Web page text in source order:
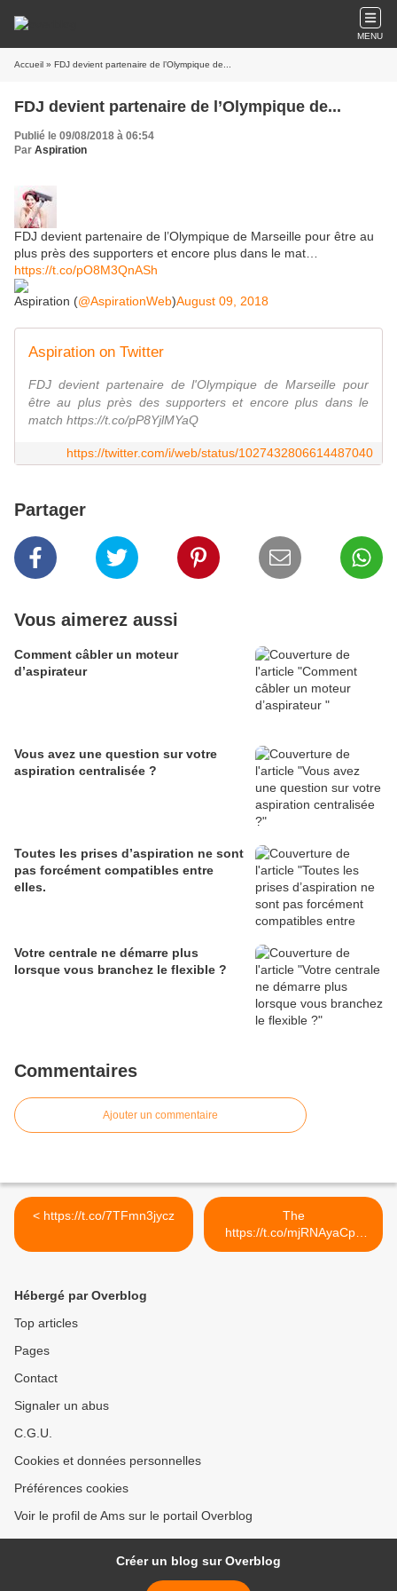
MENU
Accueil » FDJ devient partenaire de l’Olympique de...
FDJ devient partenaire de l’Olympique de...
Publié le 09/08/2018 à 06:54
Par Aspiration
FDJ devient partenaire de l’Olympique de Marseille pour être au
plus près des supporters et encore plus dans le mat…
https://t.co/pO8M3QnASh
Aspiration (@AspirationWeb)August 09, 2018
Aspiration on Twitter
FDJ devient partenaire de l'Olympique de Marseille pour
être au plus près des supporters et encore plus dans le
match https://t.co/pP8YjlMYaQ
https://twitter.com/i/web/status/1027432806614487040
Partager
Vous aimerez aussi
Comment câbler un moteur
d’aspirateur
Vous avez une question sur votre
aspiration centralisée ?
Toutes les prises d’aspiration ne sont
pas forcément compatibles entre
elles.
Votre centrale ne démarre plus
lorsque vous branchez le flexible ?
Commentaires
Ajouter un commentaire
< https://t.co/7TFmn3jycz
The
https://t.co/mjRNAyaCph
Daily est en ligne!... >
Hébergé par Overblog
Top articles
Pages
Contact
Signaler un abus
C.G.U.
Cookies et données personnelles
Préférences cookies
Voir le profil de Ams sur le portail Overblog
Créer un blog sur Overblog